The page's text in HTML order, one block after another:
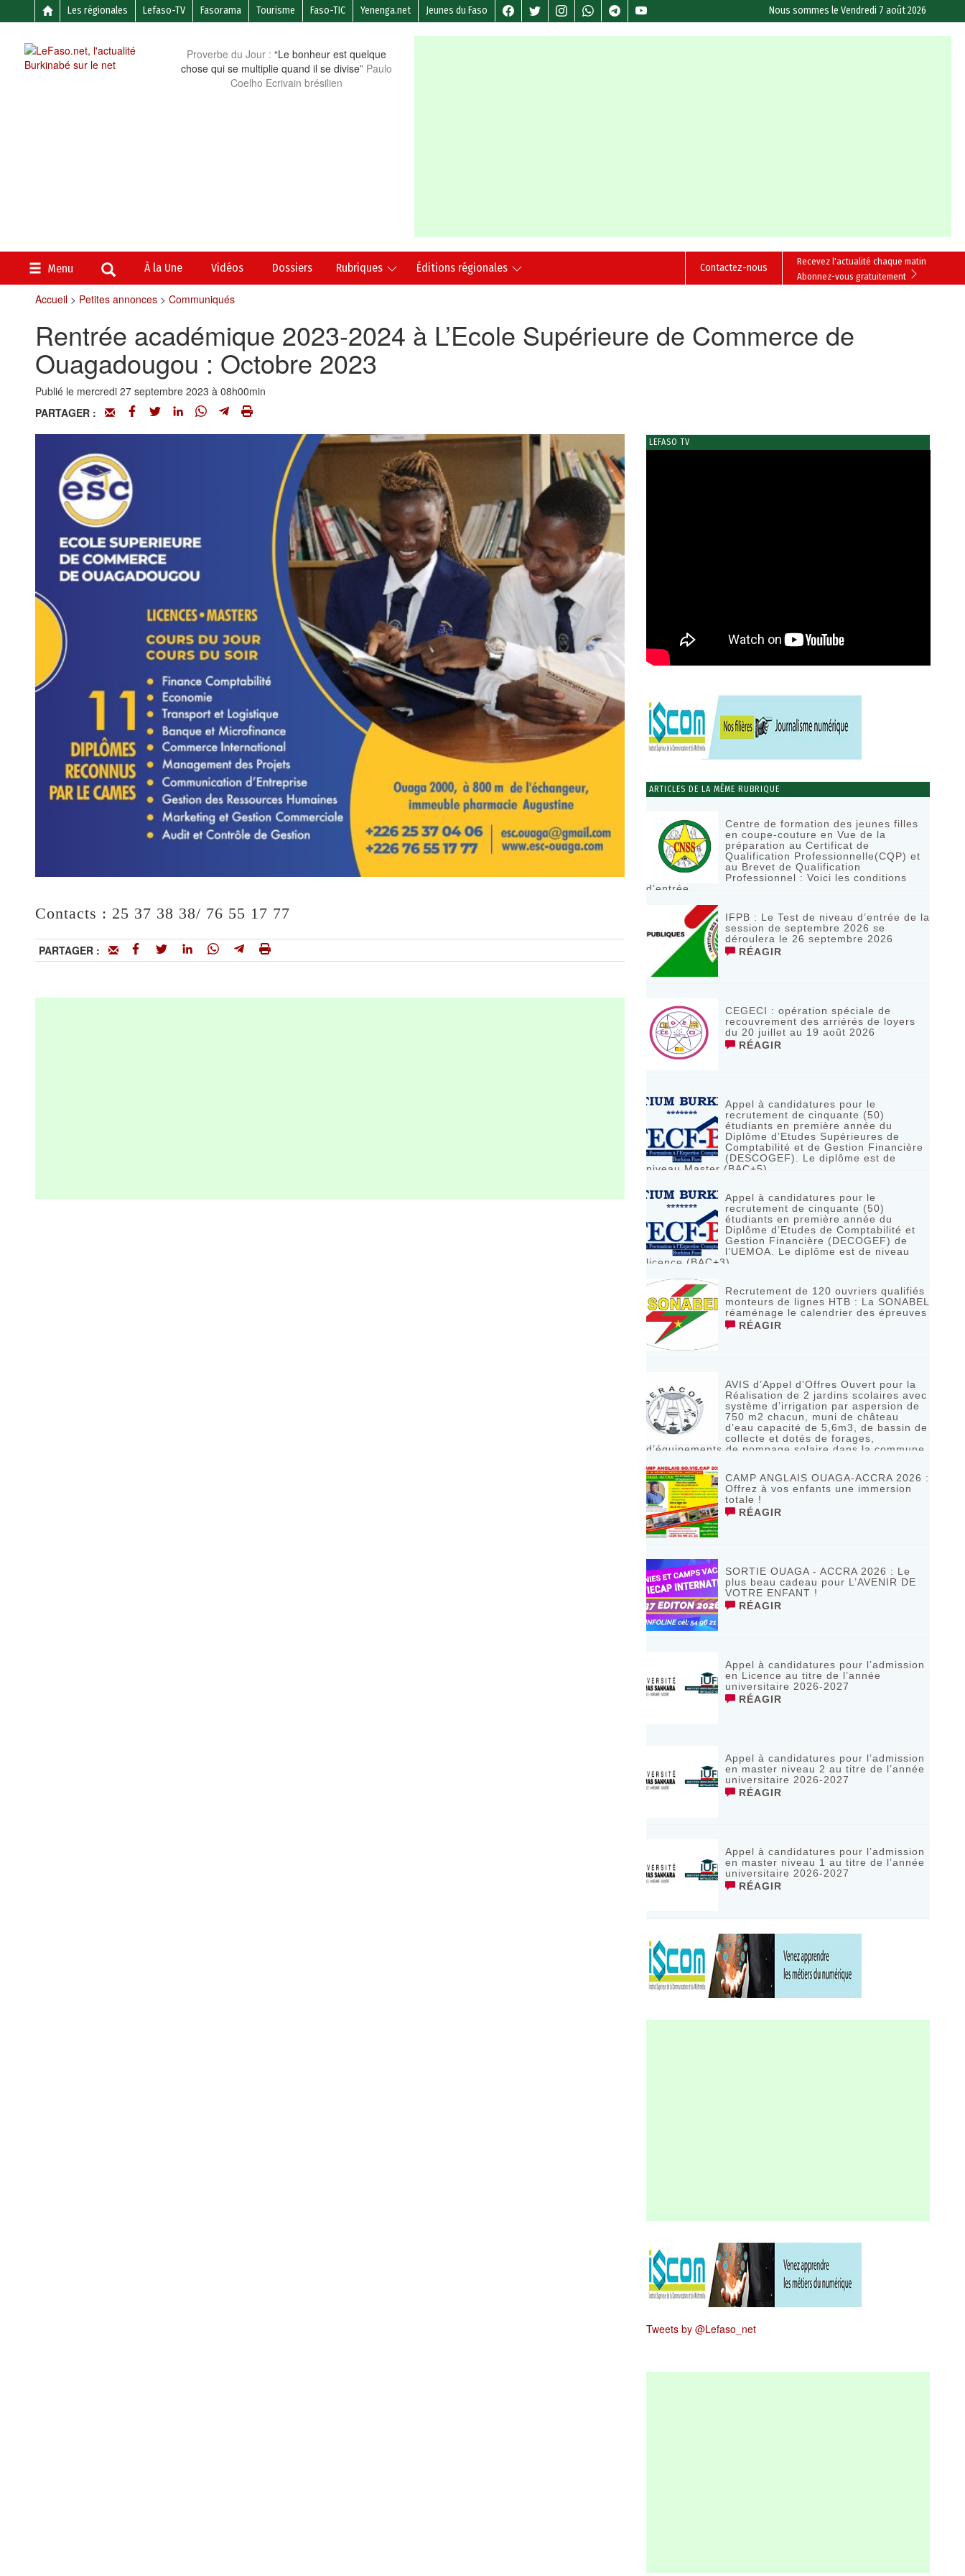
Les régionales Lefaso-TV Fasorama Tourisme Faso-TIC Yenenga.net Jeunes du Faso Nous sommes leVendredi 7 août 2026
Proverbe du Jour : “Le bonheur est quelque
chose qui se multiplie quand il se divise” Paulo
Coelho Ecrivain brésilien
Menu À la Une Vidéos Dossiers Rubriques Éditions régionales
Recevez l'actualité chaque matin
Abonnez-vous gratuitement
Contactez-nous
Accueil> Petites annonces> Communiqués
Rentrée académique 2023-2024 à L’Ecole Supérieure de Commerce de
Ouagadougou : Octobre 2023
Publié le mercredi 27 septembre 2023 à 08h00min
PARTAGER :
Contacts : 25 37 38 38/ 76 55 17 77
PARTAGER :
LEFASO TV
ARTICLES DE LA MÊME RUBRIQUE
Centre de formation des jeunes filles
en coupe-couture en Vue de la
préparation au Certificat de
Qualification Professionnelle(CQP) et
au Brevet de Qualification
Professionnel : Voici les conditions
d’entrée
IFPB : Le Test de niveau d’entrée de la
session de septembre 2026 se
déroulera le 26 septembre 2026
RÉAGIR
CEGECI : opération spéciale de
recouvrement des arriérés de loyers
du 20 juillet au 19 août 2026
RÉAGIR
Appel à candidatures pour le
recrutement de cinquante (50)
étudiants en première année du
Diplôme d’Etudes Supérieures de
Comptabilité et de Gestion Financière
(DESCOGEF). Le diplôme est de
niveau Master (BAC+5)
Appel à candidatures pour le
recrutement de cinquante (50)
étudiants en première année du
Diplôme d’Etudes de Comptabilité et
Gestion Financière (DECOGEF) de
l’UEMOA. Le diplôme est de niveau
licence (BAC+3)
Recrutement de 120 ouvriers qualifiés
monteurs de lignes HTB : La SONABEL
réaménage le calendrier des épreuves
RÉAGIR
AVIS d’Appel d’Offres Ouvert pour la
Réalisation de 2 jardins scolaires avec
système d’irrigation par aspersion de
750 m2 chacun, muni de château
d’eau capacité de 5,6m3, de bassin de
collecte et dotés de forages,
d’équipements de pompage solaire dans la commune
RÉAGIR
CAMP ANGLAIS OUAGA-ACCRA 2026 :
Offrez à vos enfants une immersion
totale !
RÉAGIR
SORTIE OUAGA - ACCRA 2026 : Le
plus beau cadeau pour L’AVENIR DE
VOTRE ENFANT !
RÉAGIR
Appel à candidatures pour l’admission
en Licence au titre de l’année
universitaire 2026-2027
RÉAGIR
Appel à candidatures pour l’admission
en master niveau 2 au titre de l’année
universitaire 2026-2027
RÉAGIR
Appel à candidatures pour l’admission
en master niveau 1 au titre de l’année
universitaire 2026-2027
RÉAGIR
Tweets by @Lefaso_net